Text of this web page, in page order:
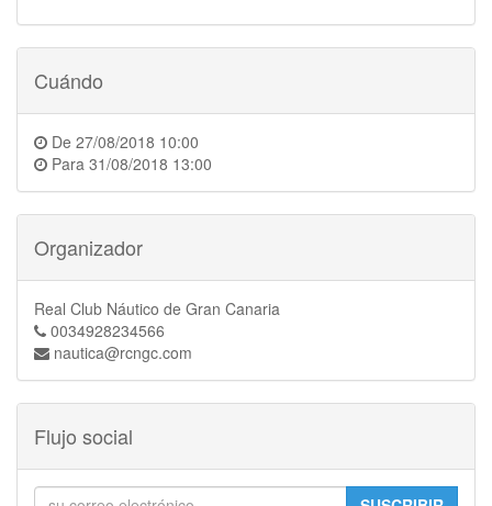
Cuándo
De 27/08/2018 10:00
Para 31/08/2018 13:00
Organizador
Real Club Náutico de Gran Canaria
0034928234566
nautica@rcngc.com
Flujo social